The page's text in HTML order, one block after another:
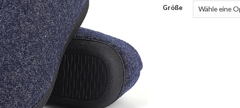
Größe